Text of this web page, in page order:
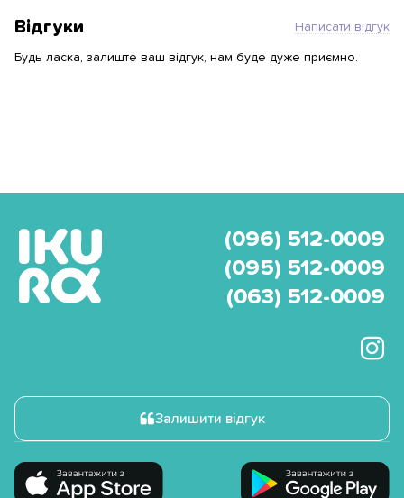
Відгуки Написати відгук
Будь ласка, залиште ваш відгук, нам буде дуже приємно.
(096) 512-0009
(095) 512-0009
(063) 512-0009
Залишити відгук